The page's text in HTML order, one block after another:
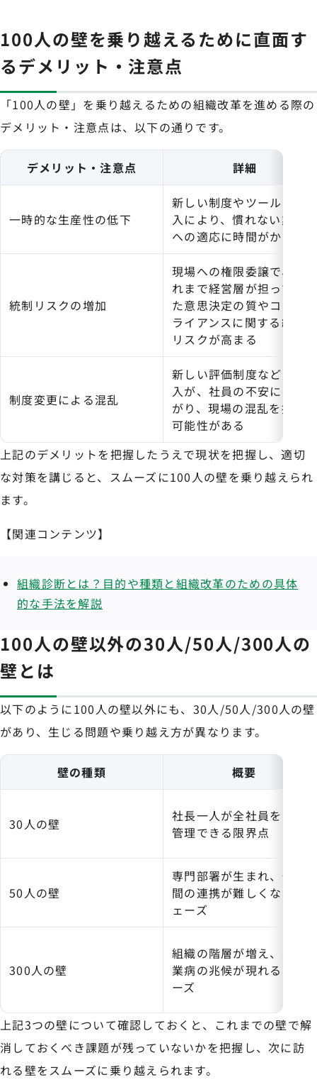
100人の壁を乗り越えるために直面す
るデメリット・注意点
「100人の壁」を乗り越えるための組織改革を進める際の
デメリット・注意点は、以下の通りです。
デメリット・注意点 詳細
一時的な生産性の低下
新しい制度やツールの導
入により、慣れない業務
への適応に時間がかかる
統制リスクの増加
現場への権限委譲で、こ
れまで経営層が担ってい
た意思決定の質やコンプ
ライアンスに関する統制
リスクが高まる
制度変更による混乱
新しい評価制度などの導
入が、社員の不安につな
がり、現場の混乱を招く
可能性がある
上記のデメリットを把握したうえで現状を把握し、適切
な対策を講じると、スムーズに100人の壁を乗り越えられ
ます。
【関連コンテンツ】
組織診断とは？目的や種類と組織改革のための具体
的な手法を解説
100人の壁以外の30人/50人/300人の
壁とは
以下のように100人の壁以外にも、30人/50人/300人の壁
があり、生じる問題や乗り越え方が異なります。
壁の種類 概要
30人の壁
社長一人が全社員を直接
管理できる限界点
50人の壁
専門部署が生まれ、部門
間の連携が難しくなるフ
ェーズ
300人の壁
組織の階層が増え、大企
業病の兆候が現れるフェ
ーズ
上記3つの壁について確認しておくと、これまでの壁で解
消しておくべき課題が残っていないかを把握し、次に訪
れる壁をスムーズに乗り越えられます。